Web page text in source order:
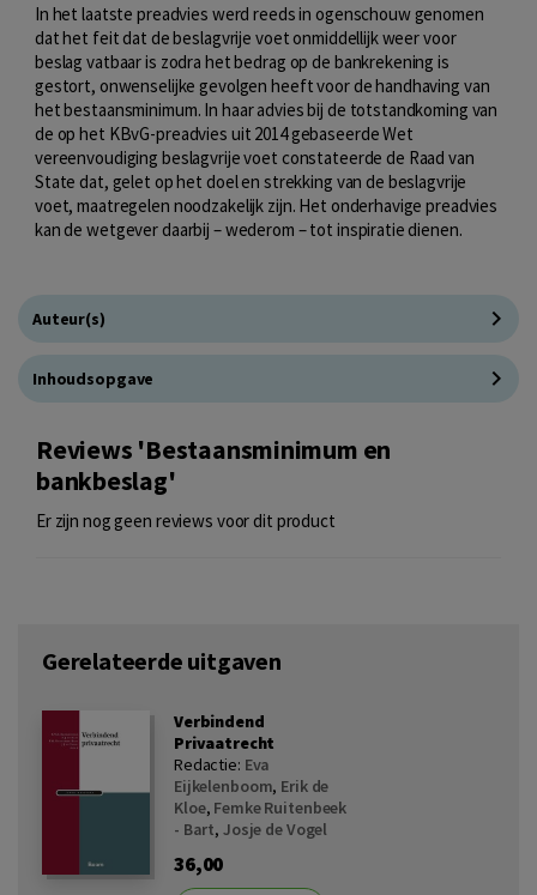
In het laatste preadvies werd reeds in ogenschouw genomen
dat het feit dat de beslagvrije voet onmiddellijk weer voor
beslag vatbaar is zodra het bedrag op de bankrekening is
gestort, onwenselijke gevolgen heeft voor de handhaving van
het bestaansminimum. In haar advies bij de totstandkoming van
de op het KBvG-preadvies uit 2014 gebaseerde Wet
vereenvoudiging beslagvrije voet constateerde de Raad van
State dat, gelet op het doel en strekking van de beslagvrije
voet, maatregelen noodzakelijk zijn. Het onderhavige preadvies
kan de wetgever daarbij – wederom – tot inspiratie dienen.
Auteur(s)
Inhoudsopgave
Reviews 'Bestaansminimum en
bankbeslag'
Er zijn nog geen reviews voor dit product
Gerelateerde uitgaven
Verbindend
Privaatrecht
Redactie: Eva
Eijkelenboom, Erik de
Kloe, Femke Ruitenbeek
- Bart, Josje de Vogel
36,00